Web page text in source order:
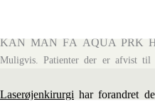
Synsklarheden stabiliserer sig
KAN MAN FÅ AQUA PRK
Muligvis. Patienter der er afvist til
Laserøjenkirurgi har forandret